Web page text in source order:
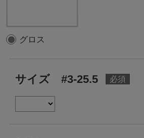
グロス
サイズ #3-25.5